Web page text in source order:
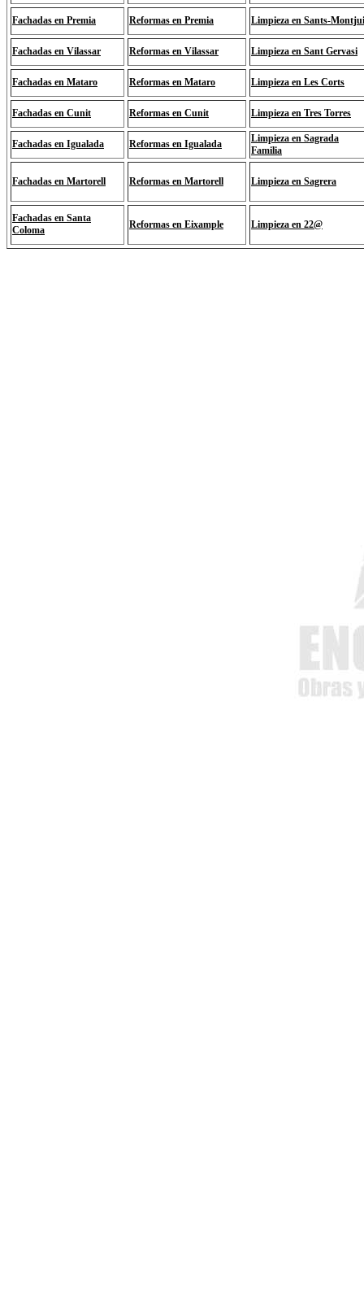
Fachadas en Premia Reformas en Premia Limpieza en Sants-
Fachadas en Vilassar Reformas en Vilassar Limpieza en Sant Gervasi
Fachadas en Mataro Reformas en Mataro Limpieza en Les Corts
Fachadas en Cunit Reformas en Cunit Limpieza en Tres Torres
Fachadas en Igualada Reformas en Igualada
Limpieza en Sagrada
Familia
Fachadas en Martorell Reformas en Martorell Limpieza en Sagrera
Fachadas en Santa
Coloma
Reformas en Eixample Limpieza en 22@